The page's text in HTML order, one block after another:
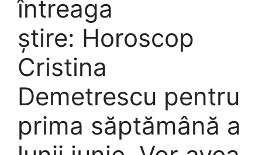
întreaga
ştire: Horoscop
Cristina
Demetrescu pentru
prima săptămână a